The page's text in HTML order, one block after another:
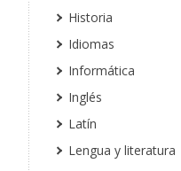
Historia
Idiomas
Informática
Inglés
Latín
Lengua y literatura